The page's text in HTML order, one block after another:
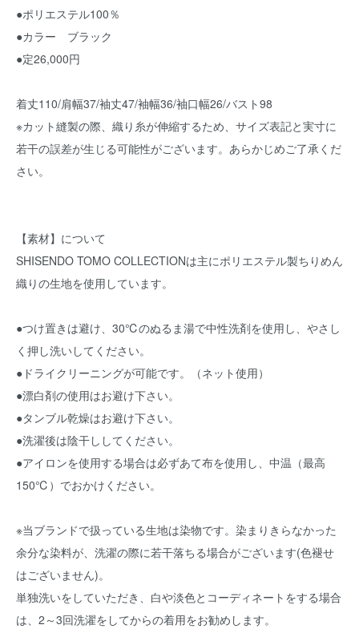
●ポリエステル100％
●カラー ブラック
●定26,000円
着丈110/肩幅37/袖丈47/袖幅36/袖口幅26/バスト98
※カット縫製の際、織り糸が伸縮するため、サイズ表記と実寸に
若干の誤差が生じる可能性がございます。あらかじめご了承くだ
さい。
【素材】について
SHISENDO TOMO COLLECTIONは主にポリエステル製ちりめん
織りの生地を使用しています。
●つけ置きは避け、30℃のぬるま湯で中性洗剤を使用し、やさし
く押し洗いしてください。
●ドライクリーニングが可能です。（ネット使用）
●漂白剤の使用はお避け下さい。
●タンブル乾燥はお避け下さい。
●洗濯後は陰干ししてください。
●アイロンを使用する場合は必ずあて布を使用し、中温（最高
150℃）でおかけください。
※当ブランドで扱っている生地は染物です。染まりきらなかった
余分な染料が、洗濯の際に若干落ちる場合がございます(色褪せ
はございません)。
単独洗いをしていただき、白や淡色とコーディネートをする場合
は、2～3回洗濯をしてからの着用をお勧めします。